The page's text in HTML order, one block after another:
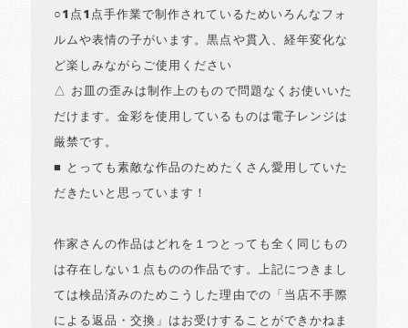
○1点1点手作業で制作されているためいろんなフォ
ルムや表情の子がいます。黒点や貫入、経年変化な
ど楽しみながらご使用ください
△ お皿の歪みは制作上のもので問題なくお使いいた
だけます。金彩を使用しているものは電子レンジは
厳禁です。
■ とっても素敵な作品のためたくさん愛用していた
だきたいと思っています！
作家さんの作品はどれを１つとっても全く同じもの
は存在しない１点ものの作品です。上記につきまし
ては検品済みのためこうした理由での「当店不手際
による返品・交換」はお受けすることができかねま